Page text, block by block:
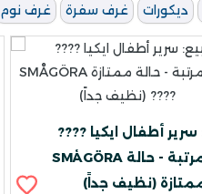
ديكورات غرف سفرة غرف نوم
???? للبيع: سرير أطفال ايكيا
SMÅGÖRA مع المرتبة - حالة